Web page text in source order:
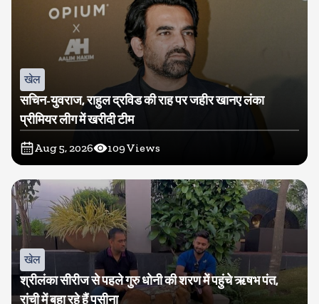
खेल
सचिन-युवराज, राहुल द्रविड की राह पर जहीर खानए लंका
प्रीमियर लीग में खरीदी टीम
Aug 5, 2026 109Views
खेल
श्रीलंका सीरीज से पहले गुरु धोनी की शरण में पहुंचे ऋषभ पंत,
रांची में बहा रहे हैं पसीना